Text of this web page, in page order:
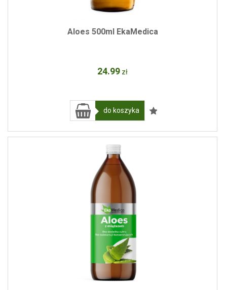
Aloes 500ml EkaMedica
24.99 zł
do koszyka